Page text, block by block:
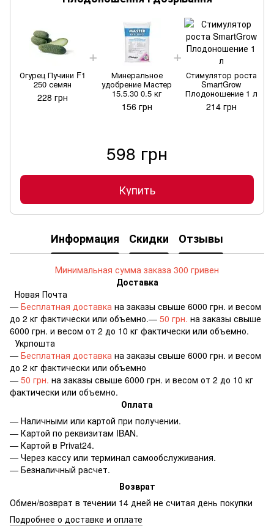
Огурец Пучини F1
250 семян
228 грн
Минеральное
удобрение Мастер
15.5.30 0.5 кг
156 грн
Стимулятор роста
SmartGrow
Плодоношение 1 л
214 грн
598 грн
Купить
Информация Скидки Отзывы
Минимальная сумма заказа 300 гривен
Доставка
Новая Почта
— Бесплатная доставка на заказы свыше 6000 грн. и весом
до 2 кг фактически или объемно.— 50 грн. на заказы свыше
6000 грн. и весом от 2 до 10 кг фактически или объемно.
Укрпошта
— Бесплатная доставка на заказы свыше 6000 грн. и весом
до 2 кг фактически или объемно
— 50 грн. на заказы свыше 6000 грн. и весом от 2 до 10 кг
фактически или объемно.
Оплата
— Наличными или картой при получении.
— Картой по реквизитам IBAN.
— Картой в Privat24.
— Через кассу или терминал самообслуживания.
— Безналичный расчет.
Возврат
Обмен/возврат в течении 14 дней не считая день покупки
Подробнее о доставке и оплате